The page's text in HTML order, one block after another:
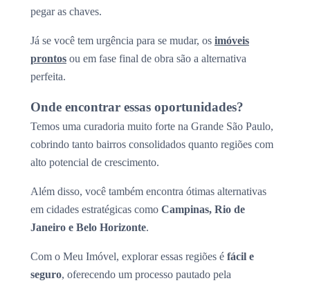
pegar as chaves.
Já se você tem urgência para se mudar, os imóveis
prontos ou em fase final de obra são a alternativa
perfeita.
Onde encontrar essas oportunidades?
Temos uma curadoria muito forte na Grande São Paulo,
cobrindo tanto bairros consolidados quanto regiões com
alto potencial de crescimento.
Além disso, você também encontra ótimas alternativas
em cidades estratégicas como Campinas, Rio de
Janeiro e Belo Horizonte.
Com o Meu Imóvel, explorar essas regiões é fácil e
seguro, oferecendo um processo pautado pela